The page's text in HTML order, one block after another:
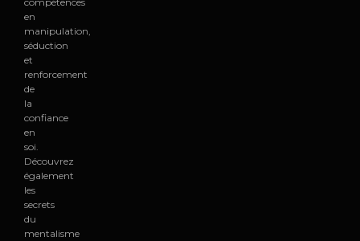
en
manipulation,
séduction
et
renforcement
de
la
confiance
en
soi.
Découvrez
également
les
secrets
du
mentalisme